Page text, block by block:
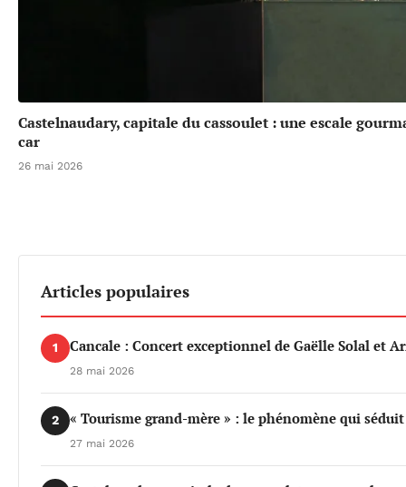
Castelnaudary, capitale du cassoulet : une escale
car
26 mai 2026
Articles populaires
1 Cancale : Concert exceptionnel de Gaëlle Solal et
28 mai 2026
2 « Tourisme grand-mère » : le phénomène qui
27 mai 2026